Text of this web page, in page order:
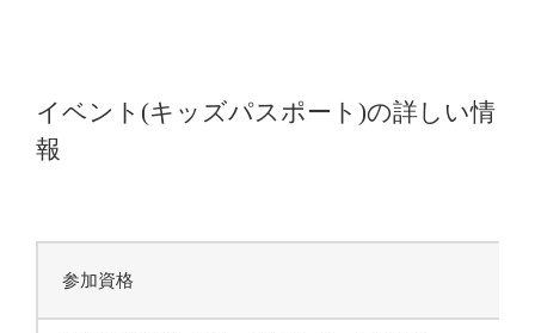
イベント(キッズパスポート)の詳しい情
報
参加資格